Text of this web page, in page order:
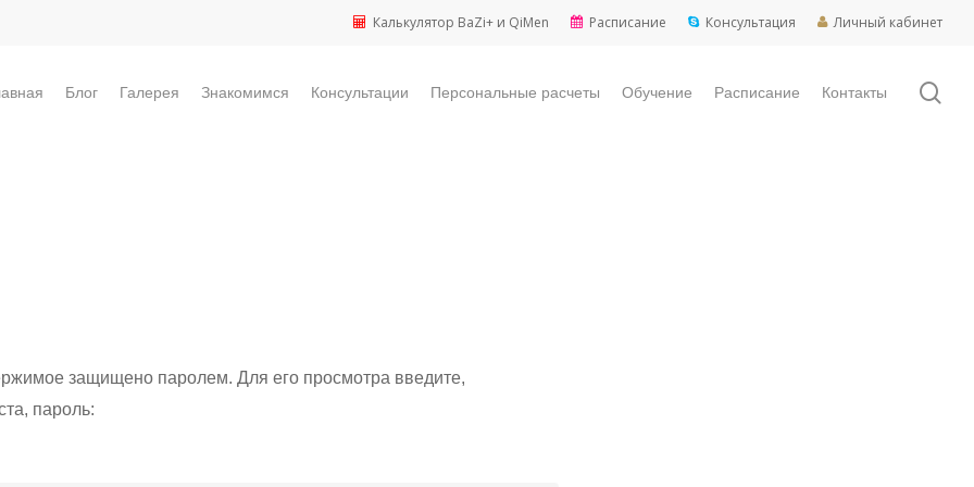
Калькулятор BaZi+ и QiMen Расписание Консультация Личный кабинет
Блог Галерея Знакомимся Консультации Персональные расчеты Обучение Расписание Контакты
защищено паролем. Для его просмотра введите,
пароль: